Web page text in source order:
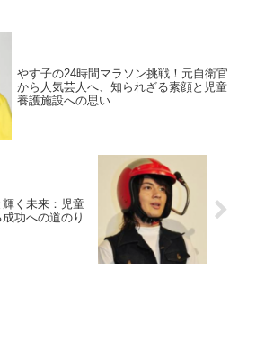
やす子の24時間マラソン挑戦！元自衛官
から人気芸人へ、知られざる素顔と児童
養護施設への思い
く未来：児童
功への道のり